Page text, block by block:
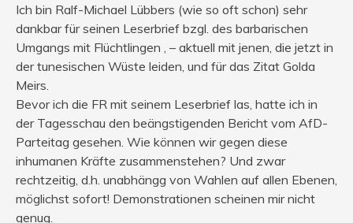
Ich bin Ralf-Michael Lübbers (wie so oft schon) sehr
dankbar für seinen Leserbrief bzgl. des barbarischen
Umgangs mit Flüchtlingen , – aktuell mit jenen, die jetzt in
der tunesischen Wüste leiden, und für das Zitat Golda
Meirs.
Bevor ich die FR mit seinem Leserbrief las, hatte ich in
der Tagesschau den beängstigenden Bericht vom AfD-
Parteitag gesehen. Wie können wir gegen diese
inhumanen Kräfte zusammenstehen? Und zwar
rechtzeitig, d.h. unabhängg von Wahlen auf allen Ebenen,
möglichst sofort! Demonstrationen scheinen mir nicht
genug.